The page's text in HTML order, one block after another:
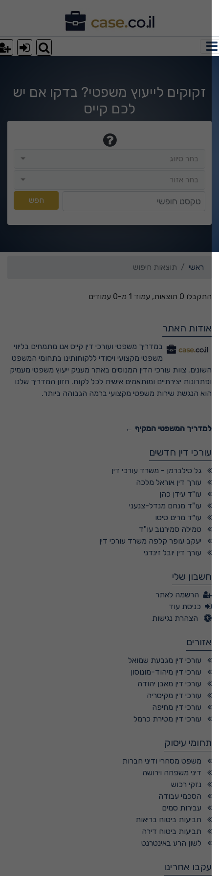
חיפוש
זקוקים לייעוץ משפטי? בדקו אם יש
לכם קייס
בחר סיווג
בחר אזור
חפש
ראשי תוצאות חיפוש
התקבלו 0 תוצאות, עמוד 1 מ-0 עמודים
אודות האתר
במדריך משפטי ועורכי דין קייס אנו מתמחים בליווי
משפטי מקצועי ויסודי ללקוחותינו בתחומי המשפט
השונים. צוות עורכי הדין המנוסים באתר מעניק ייעוץ משפטי מעמיק
ופתרונות יצירתיים ומותאמים אישית לכל לקוח. חזון המדריך שלנו
הוא הנגשת שירות משפטי מקצועי ברמה הגבוהה ביותר.
למדריך המשפטי המקיף ←
עורכי דין חדשים
גל סילברמן - משרד עורכי דין
עורך דין אוראל מלכה
עו"ד עידן כהן
עו"ד מנחם מנדל-צנעני
עו״ד מרים סיסו
טמילה סמירנוב עו"ד
יעקב עופר קלפה משרד עורכי דין
עורך דין יובל זינדני
חשבון שלי
הרשמה לאתר
כניסת עוד
הצהרת נגישות
אזורים
עורכי דין מגבעת שמואל
עורכי דין מיהוד-מונוסון
עורכי דין מאבן יהודה
עורכי דין מקיסריה
עורכי דין מחיפה
עורכי דין מטירת כרמל
תחומי עיסוק
משפט מסחרי ודיני חברות
דיני משפחה וירושה
נזקי רכוש
הסכמי עבודה
עבירות סמים
תביעות ביטוח בריאות
תביעות ביטוח דירה
לשון הרע באינטרנט
עקבו אחרינו